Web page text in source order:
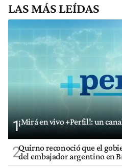
LAS MÁS LEÍDAS
1¡Mirá en vivo +Perfil!: un
2Quirno reconoció que el
del embajador argentino en